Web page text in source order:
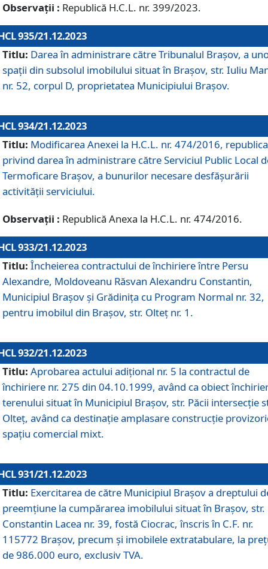
Observații : Republică H.C.L. nr. 399/2023.
935/21.12.2023
Titlu: Darea în administrare către Tribunalul Brașov, a
spații din subsolul imobilului situat în Brașov, str. Iuliu
nr. 52, corpul D, proprietatea Municipiului Brașov.
934/21.12.2023
Titlu: Modificarea Anexei la H.C.L. nr. 474/2016,
privind darea în administrare către Serviciul Public Local
Termoficare Braşov, a bunurilor necesare desfăşurării
activităţii serviciului.
Observații : Republică Anexa la H.C.L. nr. 474/2016.
933/21.12.2023
Titlu: Încheierea contractului de închiriere între Persu
Alexandre, Moldoveanu Răsvan Alexandru Constantin,
Municipiul Braşov şi Grădinița cu Program Normal nr. 32,
pentru imobilul din Brașov, str. Olteț nr. 1.
932/21.12.2023
Titlu: Aprobarea actului adițional nr. 5 la contractul de
închiriere nr. 275 din 04.10.1999, având ca obiect
terenului situat în Municipiul Brașov, str. Păcii intersecție
Olteț, având ca destinație amplasare construcție
spațiu comercial mixt.
931/21.12.2023
Titlu: Exercitarea de către Municipiul Brașov a dreptului
preemțiune la cumpărarea imobilului situat în Brașov, str.
Constantin Lacea nr. 39, fostă Ciocrac, înscris în C.F. nr.
115772 Brașov, precum și imobilele extratabulare, la
de 986.000 euro, exclusiv TVA.